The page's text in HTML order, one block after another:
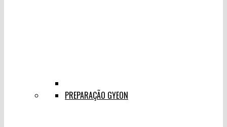
PREPARAÇÃO GYEON